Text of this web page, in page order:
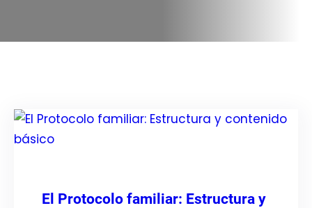
El Protocolo familiar: Estructura y